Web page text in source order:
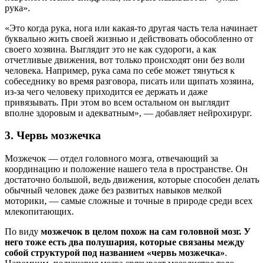
рука».
«Это когда рука, нога или какая-то другая часть тела начинает
буквально жить своей жизнью и действовать обособленно от
своего хозяина. Выглядит это не как судороги, а как
отчетливые движения, вот только происходят они без воли
человека. Например, рука сама по себе может тянуться к
собеседнику во время разговора, писать или щипать хозяина,
из-за чего человеку приходится ее держать и даже
привязывать. При этом во всем остальном он выглядит
вполне здоровым и адекватным», — добавляет нейрохирург.
3. Червь мозжечка
Мозжечок — отдел головного мозга, отвечающий за
координацию и положение нашего тела в пространстве. Он
достаточно большой, ведь движения, которые способен делать
обычный человек даже без развитых навыков мелкой
моторики, — самые сложные и точные в природе среди всех
млекопитающих.
По виду мозжечок в целом похож на сам головной мозг. У
него тоже есть два полушария, которые связаны между
собой структурой под названием «червь мозжечка».